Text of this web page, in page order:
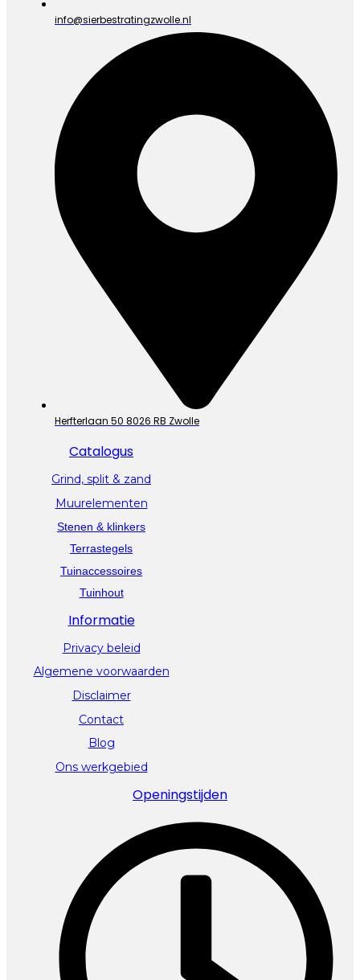
info@sierbestratingzwolle.nl
Herfterlaan 50 8026 RB Zwolle
Catalogus
Grind, split & zand
Muurelementen
Stenen & klinkers
Terrastegels
Tuinaccessoires
Tuinhout
Informatie
Privacy beleid
Algemene voorwaarden
Disclaimer
Contact
Blog
Ons werkgebied
Openingstijden